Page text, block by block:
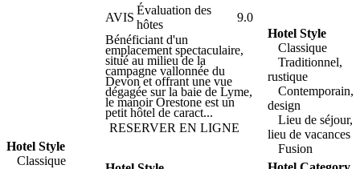
explorer ce magnifique coin
du nord du Devon. parfait
pour visiter exmoor, les
activités de plein air
disponibles à proximité de
l'hôtel incluent la randonnée,
la pêche, l'observation des
oiseaux et le tir au pigeon
d'argile. North Devon est un
paradis pour les surfeurs,
avec quelques plages parmi
les plus belles du pays, à
quelques minutes de route de
niveaux. un
Hotel Style
Classique
AVIS
Évaluation des
hôtes
9.0
Bénéficiant d'un
emplacement spectaculaire,
situé au milieu de la
campagne vallonnée du
Devon et offrant une vue
dégagée sur la baie de Lyme,
le manoir Orestone est un
petit hôtel de caract...
RESERVER EN LIGNE
Hotel Style
Classique
Traditionnel,
rustique
Contemporain,
design
Lieu de séjour,
lieu de vacances
Fusion